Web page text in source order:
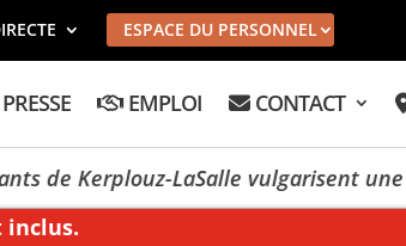
ESPACE DU PERSONNEL
PRESSE EMPLOI CONTACT
LaSalle vulgarisent une enquête sur
inclus.